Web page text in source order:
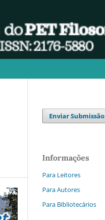
Enviar Submissão
Informações
Para Leitores
Para Autores
Para Bibliotecários